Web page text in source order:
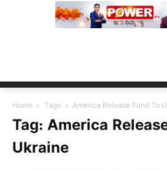
Home Tags America Release Fund To
Tag: America
Ukraine